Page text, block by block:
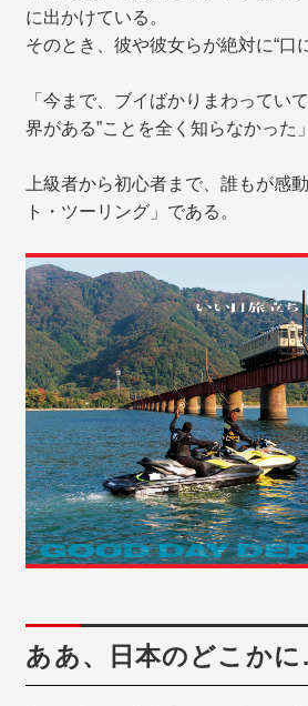
に出かけている。
そのとき、彼や彼女らが絶対に“口
「今まで、ブイばかりまわってい
界がある”ことを全く知らなかった
上級者から初心者まで、誰もが感
ト・ツーリング」である。
ああ、日本のどこか